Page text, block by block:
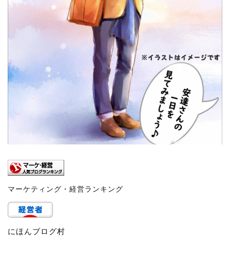
マーケティング・経営ランキング
にほんブログ村